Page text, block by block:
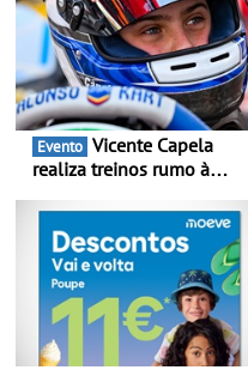
Evento
realiza treinos rumo à
Portugal Karting e mira boa
estreia - O Campeonato
Portugal Karting 2026
decorre entre 1 de Março e
6 de Setembro